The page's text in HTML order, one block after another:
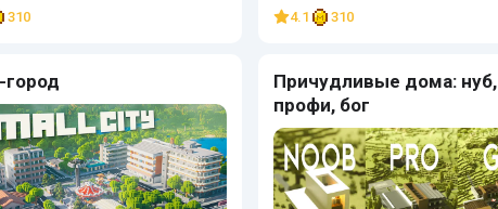
310 4.1 310
Причудливые дома: нуб,
профи, бог